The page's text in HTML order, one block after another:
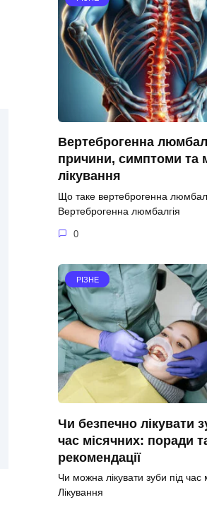
Вертеброгенна
причини, симптоми та
лікування
Що таке вертеброгенна
Вертеброгенна люмбалгія
0
РІЗНЕ
Чи безпечно лікувати
час місячних: поради
рекомендації
Чи можна лікувати зуби під час
Лікування